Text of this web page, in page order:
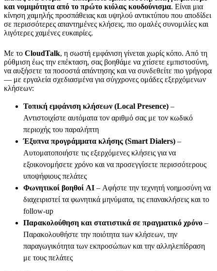
και νομιμότητα από το πρώτο κιόλας κουδούνισμα. Είναι μια
κίνηση χαμηλής προσπάθειας και υψηλού αντικτύπου που αποδίδει
σε περισσότερες απαντημένες κλήσεις, πιο ομαλές συνομιλίες και
λιγότερες χαμένες ευκαιρίες.
Με το CloudTalk, η σωστή εμφάνιση γίνεται χωρίς κόπο. Από τη
ρύθμιση έως την επέκταση, σας βοηθάμε να χτίσετε εμπιστοσύνη,
να αυξήσετε τα ποσοστά απάντησης και να συνδεθείτε πιο γρήγορα
— με εργαλεία σχεδιασμένα για σύγχρονες ομάδες εξερχόμενων
κλήσεων:
Τοπική εμφάνιση κλήσεων (Local Presence) –
Αντιστοιχίστε αυτόματα τον αριθμό σας με τον κωδικό
περιοχής του παραλήπτη
Έξυπνα προγράμματα κλήσης (Smart Dialers) –
Αυτοματοποιήστε τις εξερχόμενες κλήσεις για να
εξοικονομήσετε χρόνο και να προσεγγίσετε περισσότερους
υποψήφιους πελάτες
Φωνητικοί βοηθοί AI – Αφήστε την τεχνητή νοημοσύνη να
διαχειριστεί τα φωνητικά μηνύματα, τις επανακλήσεις και το
follow-up
Παρακολούθηση και στατιστικά σε πραγματικό χρόνο –
Παρακολουθήστε την ποιότητα των κλήσεων, την
παραγωγικότητα των εκπροσώπων και την αλληλεπίδραση
με τους πελάτες